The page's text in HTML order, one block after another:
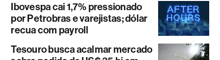
Ibovespa cai 1,7% pressionado
por Petrobras e varejistas; dólar
recua com payroll
Tesouro busca acalmar mercado